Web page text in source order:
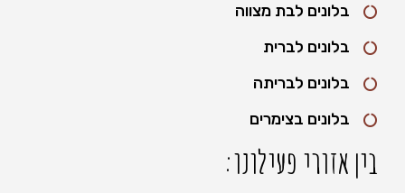
בלונים לבת מצווה
בלונים לברית
בלונים לבריתה
בלונים בצימרים
בין אזורי פעילונו: